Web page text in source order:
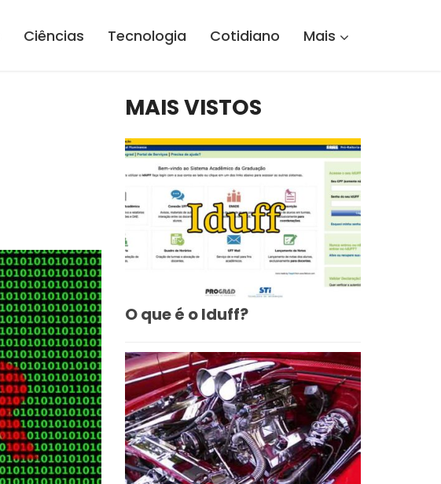
Ciências Tecnologia Cotidiano Mais
MAIS VISTOS
O que é o Iduff?